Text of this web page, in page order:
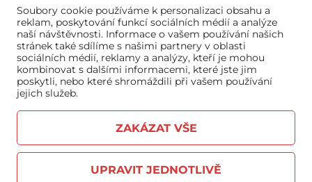
Obchodní podmínky Katalog ke stažení
Soubory cookie používáme k personalizaci obsahu a
reklam, poskytování funkcí sociálních médií a analýze
naší návštěvnosti. Informace o vašem používání našich
stránek také sdílíme s našimi partnery v oblasti
sociálních médií, reklamy a analýzy, kteří je mohou
kombinovat s dalšími informacemi, které jste jim
poskytli, nebo které shromáždili při vašem používání
jejich služeb.
ZAKÁZAT VŠE
UPRAVIT JEDNOTLIVĚ